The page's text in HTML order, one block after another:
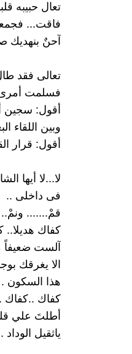
تعال حبيبه
فاقت...
آحنٌ بنهديك
تعالى فقد
فسلمت أمرى
أقول: سجين
وبين اللقاء
أقول: قرار
لا...لا أيها
فى داخلى ..
قمْ....... ونمْ..
كفاك
آلست ضعيفاً
الا يغرقك
هذا السكون .
كفاك ..كفاك
أطلتَ علي
ياثقيل